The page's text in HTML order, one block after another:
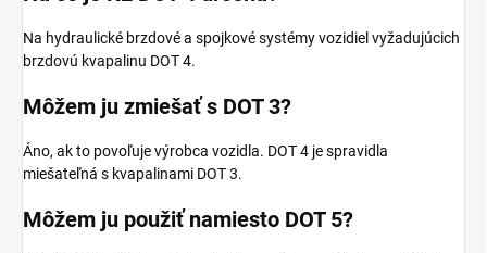
Na hydraulické brzdové a spojkové systémy vozidiel vyžadujúcich
brzdovú kvapalinu DOT 4.
Môžem ju zmiešať s DOT 3?
Áno, ak to povoľuje výrobca vozidla. DOT 4 je spravidla
miešateľná s kvapalinami DOT 3.
Môžem ju použiť namiesto DOT 5?